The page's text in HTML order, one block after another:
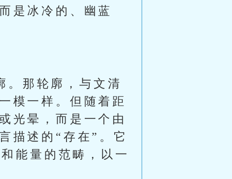
是冰冷的、幽蓝
。那轮廓，与文清
模一样。但随着距
光晕，而是一个由
描述的“存在”。它
能量的范畴，以一